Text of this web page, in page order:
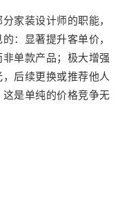
家装设计师的职能，
：显著提升客单价，
单款产品；极大增强
后续更换或推荐他人
是单纯的价格竞争无